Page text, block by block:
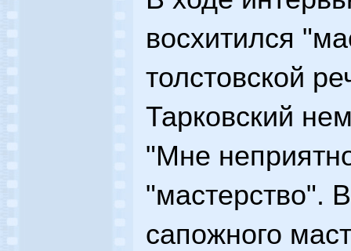
восхитился
толстовской
Тарковский
"Мне
"мастерство".
сапожного